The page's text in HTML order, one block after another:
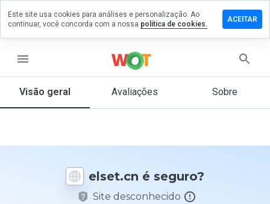
menu
Visão geral Avaliações Sobre
elset.cn é seguro?
Site desconhecido
um
que
Este site usa cookies para análises e personalização. Ao
continuar, você concorda com a nossa política de cookies.
ACEITAR